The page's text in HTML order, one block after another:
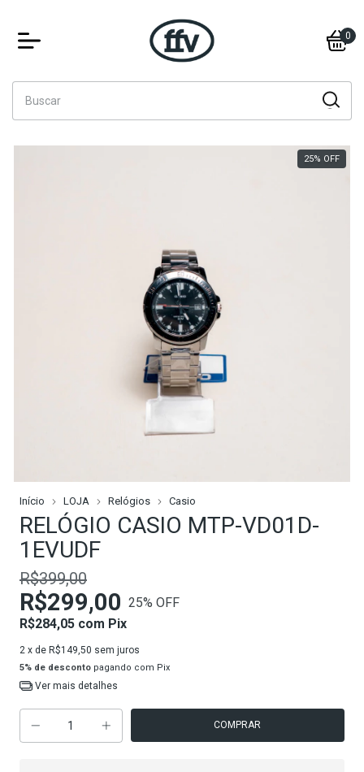
0
25% OFF
Início LOJA Relógios Casio
RELÓGIO CASIO MTP-VD01D-
1EVUDF
R$399,00
R$299,00 25% OFF
R$284,05 com Pix
2 x de R$149,50 sem juros
5% de desconto pagando com Pix
Ver mais detalhes